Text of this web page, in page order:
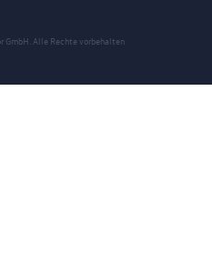
GmbH. Alle Rechte vorbehalten